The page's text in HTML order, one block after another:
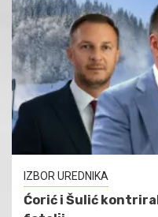
IZBOR UREDNIKA
Ćorić i Šulić